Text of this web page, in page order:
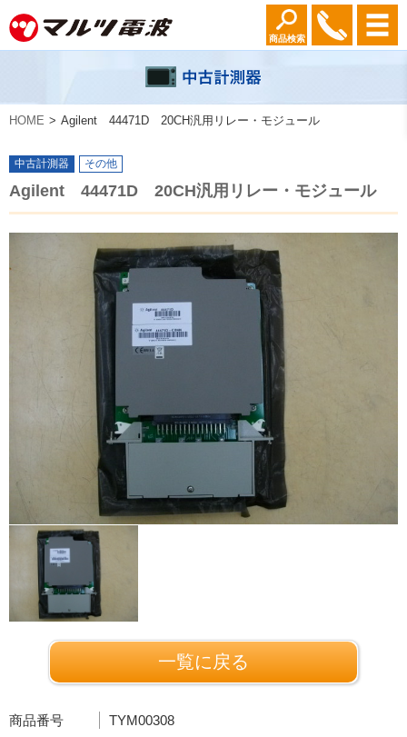
商品検索
HOME Agilent 44471D 20CH汎用リレー・モジュール
中古計測器 その他
Agilent 44471D 20CH汎用リレー・モジュール
一覧に戻る
商品番号 TYM00308